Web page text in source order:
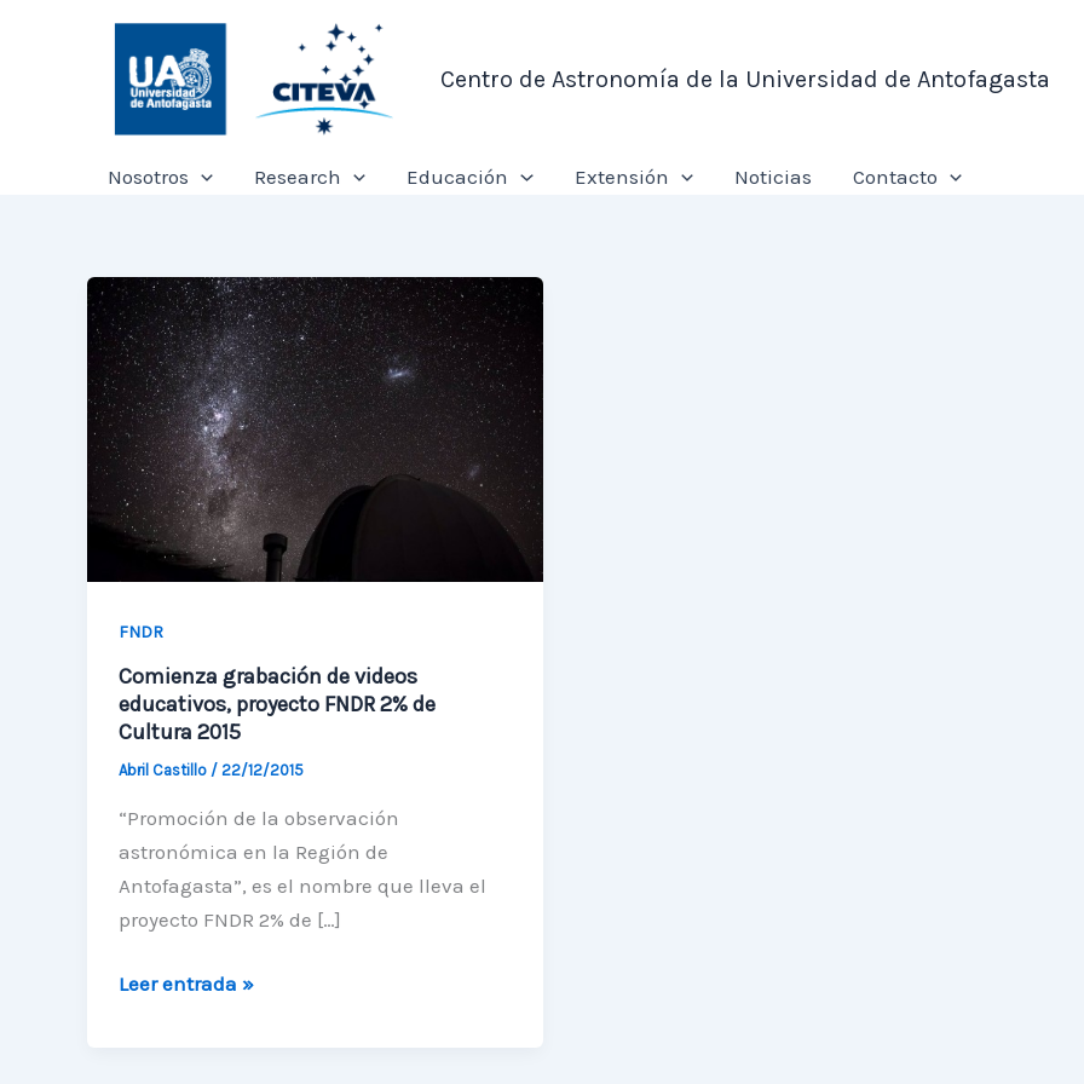
Centro de Astronomía de la Universidad de Antofagasta
Nosotros Research Educación Extensión Noticias Contacto
FNDR
Comienza grabación de videos
educativos, proyecto FNDR 2% de
Cultura 2015
Abril Castillo / 22/12/2015
“Promoción de la observación
astronómica en la Región de
Antofagasta”, es el nombre que lleva el
proyecto FNDR 2% de […]
Comienza
Leer entrada »